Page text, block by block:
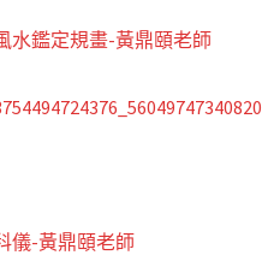
水鑑定規畫-黃鼎頤老師
儀-黃鼎頤老師